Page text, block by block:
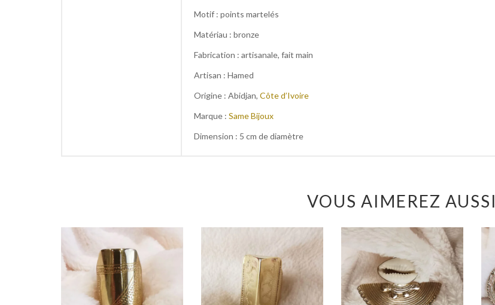
Motif : points martelés
Matériau : bronze
Fabrication : artisanale, fait main
Artisan : Hamed
Origine : Abidjan, Côte d’Ivoire
Marque : Same Bijoux
Dimension : 5 cm de diamètre
VOUS AIMEREZ AUSSI